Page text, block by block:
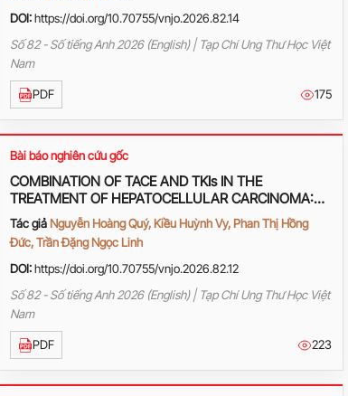
DOI:https://doi.org/10.70755/vnjo.2026.82.14
Số 82 - Số tiếng Anh 2026 (English) | Tạp Chí Ung Thư Học Việt
Nam
PDF 175
Bài báo nghiên cứu gốc
COMBINATION OF TACE AND TKIs IN THE
TREATMENT OF HEPATOCELLULAR CARCINOMA:
FROM THEORY TO CLINICAL PRACTICE
Tác giả Nguyễn Hoàng Quý, Kiều Huỳnh Vy, Phan Thị Hồng
Đức, Trần Đặng Ngọc Linh
DOI:https://doi.org/10.70755/vnjo.2026.82.12
Số 82 - Số tiếng Anh 2026 (English) | Tạp Chí Ung Thư Học Việt
Nam
PDF 223